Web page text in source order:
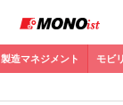
製造マネジメント モビ